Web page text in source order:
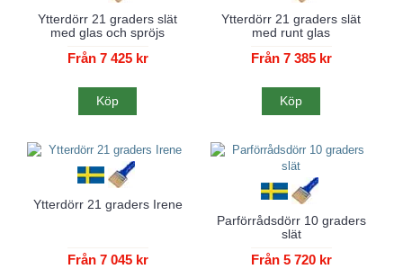
Ytterdörr 21 graders slät
med glas och spröjs
Från 7 425 kr
Köp
Ytterdörr 21 graders slät
med runt glas
Från 7 385 kr
Köp
Ytterdörr 21 graders Irene
Från 7 045 kr
Parförrådsdörr 10 graders
slät
Från 5 720 kr